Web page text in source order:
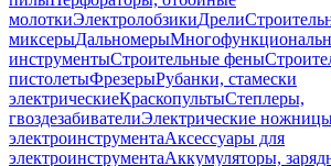
молоткиЭлектролобзикиДрели
миксерыДальномеры
инструментыСтроительные фены
пистолетыФрезерыРубанки, стамески
электрическиеКраскопультыСтеплеры,
гвоздезабивателиЭлектрические
электроинструментаАксессуары для
электроинструментаАккумуляторы,